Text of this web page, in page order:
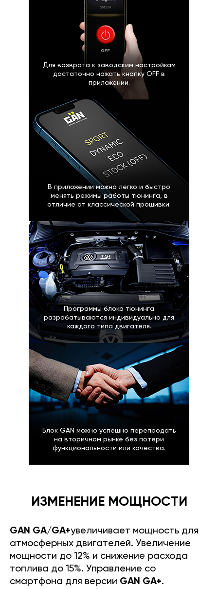
Для возврата к заводским настройкам
достаточно нажать кнопку OFF в
приложении.
В приложении можно легко и быстро
менять режимы работы тюнинга, в
отличие от классической прошивки.
Программы блока тюнинга
разрабатываются индивидуально для
каждого типа двигателя.
Блок GAN можно успешно перепродать
на вторичном рынке без потери
функциональности или качества.
ИЗМЕНЕНИЕ МОЩНОСТИ
GAN GA/GA+увеличивает мощность для
атмосферных двигателей. Увеличение
мощности до 12% и снижение расхода
топлива до 15%. Управление со
смартфона для версии GAN GA+.